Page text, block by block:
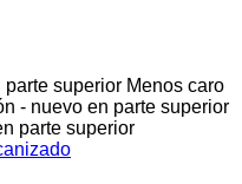
parte superior Menos caro
- nuevo en parte superior
parte superior